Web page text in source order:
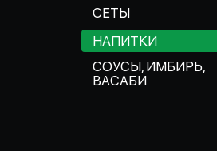
СЕТЫ
НАПИТКИ
СОУСЫ, ИМБИРЬ,
ВАСАБИ